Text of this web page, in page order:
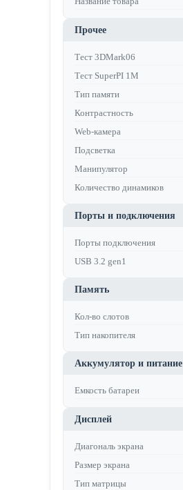
Прочее
Тест 3DMark06
Тест SuperPI 1M
Тип памяти
Контрастность
Web-камера
Подсветка
Манипулятор
Количество динамиков
Порты и подключения
Порты подключения
USB 3.2 gen1
Память
Кол-во слотов
Тип накопителя
Аккумулятор и питание
Емкость батареи
Дисплей
Диагональ экрана
Размер экрана
Тип матрицы